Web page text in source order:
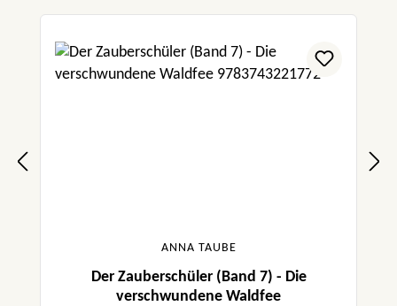
ANNA TAUBE
Der Zauberschüler (Band 7) - Die
verschwundene Waldfee